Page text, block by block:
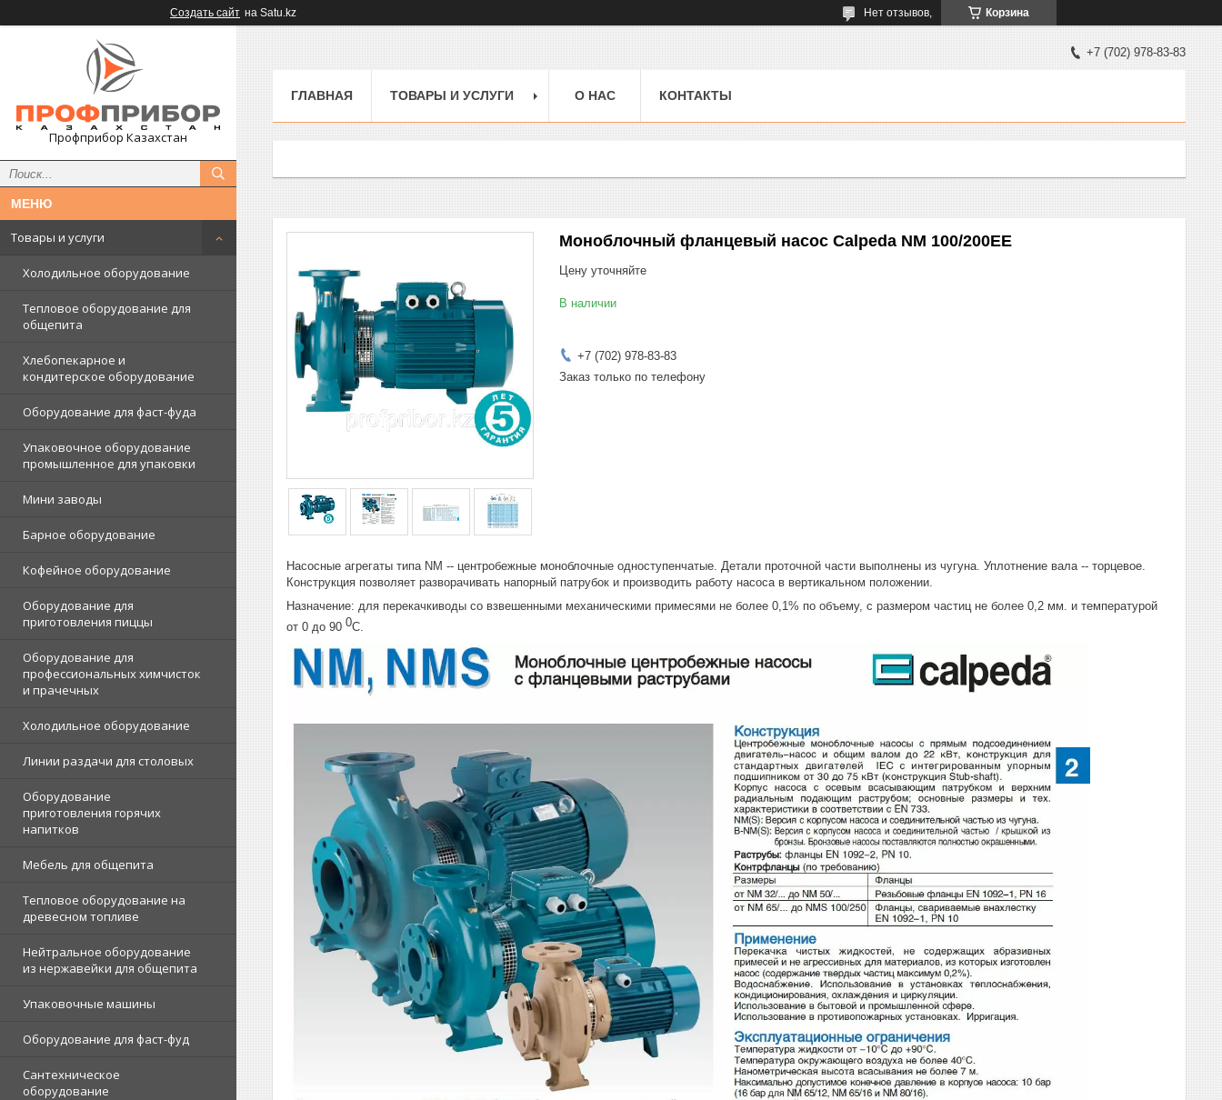
Создать сайт на Satu.kz Корзина
Нет отзывов,
Профприбор Казахстан
Товары и услуги
Холодильное оборудование
Тепловое оборудование для
общепита
Хлебопекарное и
кондитерское оборудование
Оборудование для фаст-фуда
Упаковочное оборудование
промышленное для упаковки
Мини заводы
Барное оборудование
Кофейное оборудование
Оборудование для
приготовления пиццы
Оборудование для
профессиональных химчисток
и прачечных
Холодильное оборудование
Линии раздачи для столовых
Оборудование
приготовления горячих
напитков
Мебель для общепита
Тепловое оборудование на
древесном топливе
Нейтральное оборудование
из нержавейки для общепита
Упаковочные машины
Оборудование для фаст-фуд
Сантехническое
оборудование
+7 (702) 978-83-83
ГЛАВНАЯ ТОВАРЫ И УСЛУГИ О НАС КОНТАКТЫ
Моноблочный фланцевый насос Calpeda NM 100/200EE
Цену уточняйте
В наличии
+7 (702) 978-83-83
Заказ только по телефону
Насосные агрегаты типа NM -- центробежные моноблочные одноступенчатые. Детали проточной части выполнены из чугуна. Уплотнение вала -- торцевое.
Конструкция позволяет разворачивать напорный патрубок и производить работу насоса в вертикальном положении.
Назначение: для перекачкиводы со взвешенными механическими примесями не более 0,1% по объему, с размером частиц не более 0,2 мм. и температурой
от 0 до 90 0С.